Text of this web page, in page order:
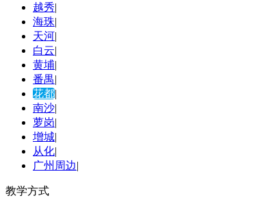
越秀|
海珠|
天河|
白云|
黄埔|
番禺|
花都|
南沙|
萝岗|
增城|
从化|
广州周边|
教学方式